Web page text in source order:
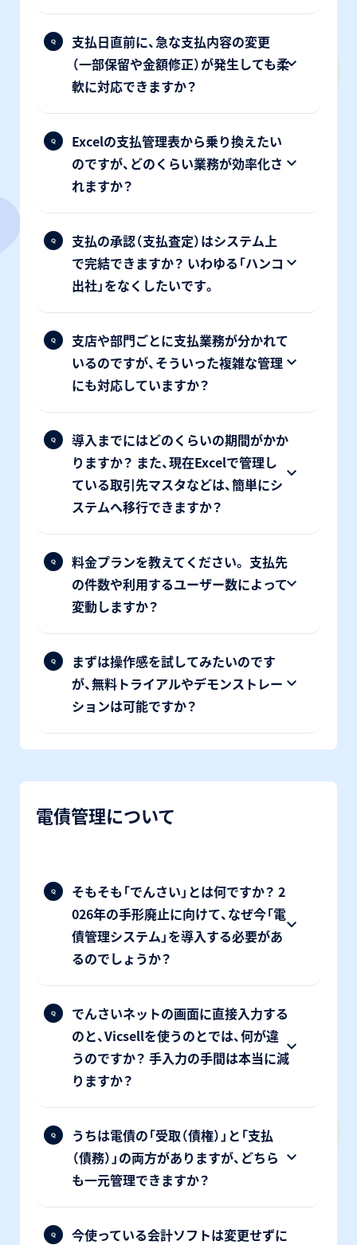
支払日直前に、急な支払内容の変更
（一部保留や金額修正）が発生しても柔
軟に対応できますか？
Excelの支払管理表から乗り換えたい
のですが、どのくらい業務が効率化さ
れますか？
支払の承認（支払査定）はシステム上
で完結できますか？ いわゆる「ハンコ
出社」をなくしたいです。
支店や部門ごとに支払業務が分かれて
いるのですが、そういった複雑な管理
にも対応していますか？
導入までにはどのくらいの期間がかか
りますか？ また、現在Excelで管理し
ている取引先マスタなどは、簡単にシ
ステムへ移行できますか？
料金プランを教えてください。 支払先
の件数や利用するユーザー数によって
変動しますか？
まずは操作感を試してみたいのです
が、無料トライアルやデモンストレー
ションは可能ですか？
電債管理について
そもそも「でんさい」とは何ですか？ 2
026年の手形廃止に向けて、なぜ今「電
債管理システム」を導入する必要があ
るのでしょうか？
でんさいネットの画面に直接入力する
のと、Vicsellを使うのとでは、何が違
うのですか？ 手入力の手間は本当に減
りますか？
うちは電債の「受取（債権）」と「支払
（債務）」の両方がありますが、どちら
も一元管理できますか？
今使っている会計ソフトは変更せずに